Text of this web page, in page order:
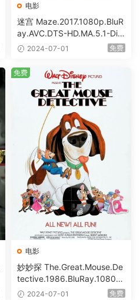
电影
迷宫 Maze.2017.1080p.BluR
ay.AVC.DTS-HD.MA.5.1-DiY
@HDHome [BDISO 19.7GB]
2024-07-01 免费
电影
妙妙探 The.Great.Mouse.De
tective.1986.BluRay.1080p.
AVC.DTS-HD.MA.5.1-HDHo
2024-07-01 免费
免费